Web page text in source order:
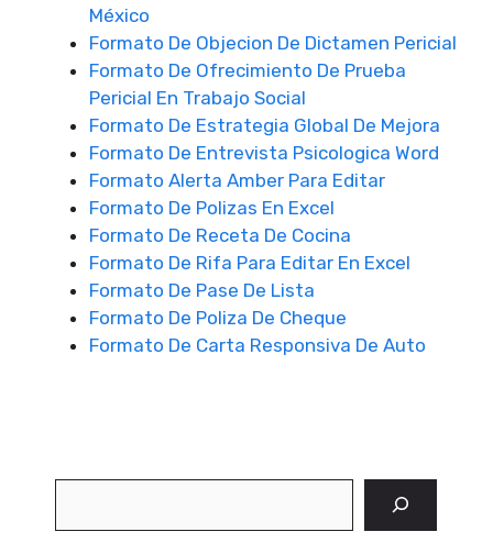
México
Formato De Objecion De Dictamen Pericial
Formato De Ofrecimiento De Prueba
Pericial En Trabajo Social
Formato De Estrategia Global De Mejora
Formato De Entrevista Psicologica Word
Formato Alerta Amber Para Editar
Formato De Polizas En Excel
Formato De Receta De Cocina
Formato De Rifa Para Editar En Excel
Formato De Pase De Lista
Formato De Poliza De Cheque
Formato De Carta Responsiva De Auto